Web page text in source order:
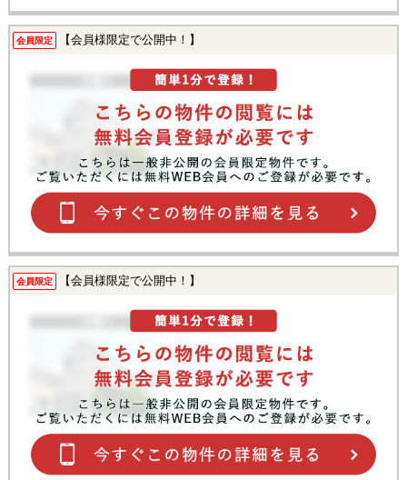
会員限定 【会員様限定で公開中！】
会員限定 【会員様限定で公開中！】